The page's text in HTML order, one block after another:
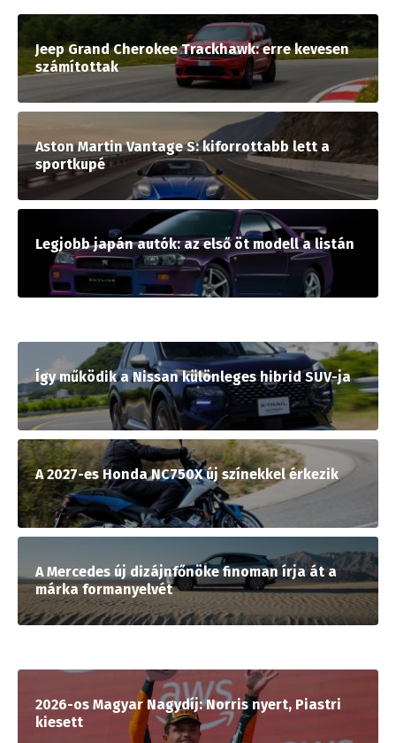
Jeep Grand Cherokee Trackhawk: erre kevesen
számítottak
Aston Martin Vantage S: kiforrottabb lett a
sportkupé
Legjobb japán autók: az első öt modell a listán
Így működik a Nissan különleges hibrid SUV-ja
A 2027-es Honda NC750X új színekkel érkezik
A Mercedes új dizájnfőnöke finoman írja át a
márka formanyelvét
2026-os Magyar Nagydíj: Norris nyert, Piastri
kiesett